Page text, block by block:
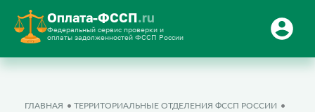
Оплата-ФССП.ru
Федеральный сервис проверки и
оплаты задолженностей ФССП России
ГЛАВНАЯ
ТЕРРИТОРИАЛЬНЫЕ ОТДЕЛЕНИЯ ФССП РОССИИ